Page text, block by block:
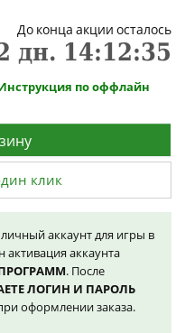
До конца акции осталось
дн. 14:12:35
по оффлайн
клик
аккаунт для игры в
аккаунта
. После
ЛОГИН И ПАРОЛЬ
оформлении заказа.